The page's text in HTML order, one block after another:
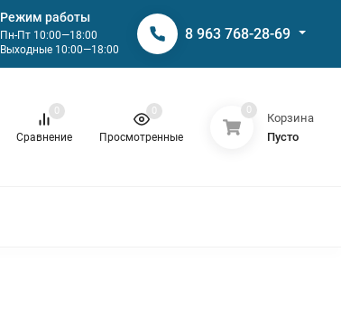
Режим работы
Пн-Пт 10:00—18:00
Выходные 10:00—18:00
8 963 768-28-69
Сравнение
0
Просмотренные
0 0
Корзина
Пусто